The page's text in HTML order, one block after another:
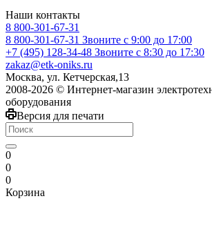
Наши контакты
8 800-301-67-31
8 800-301-67-31 Звоните с 9:00 до 17:00
+7 (495) 128-34-48 Звоните с 8:30 до 17:30
zakaz@etk-oniks.ru
Москва, ул. Кетчерская,13
2008-2026 © Интернет-магазин
оборудования
Версия для печати
0
0
0
Корзина